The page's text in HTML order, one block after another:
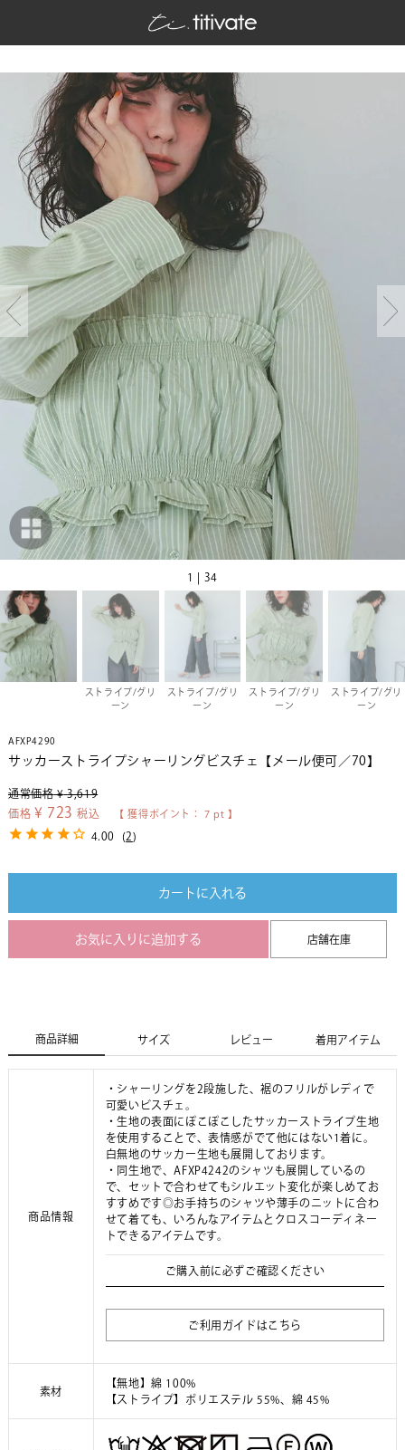
1 | 34
ストライプ/グリ
ーン
ストライプ/グリ
ーン
ストライプ/グリ
ーン
ストライプ/グリ
ーン
AFXP4290
サッカーストライプシャーリングビスチェ【メール便可／70】
通常価格 ¥ 3,619
価格 ¥ 723 税込 【 獲得ポイント： 7 pt 】
4.00 (2)
カートに入れる
お気に入りに追加する 店舗在庫
商品詳細 サイズ レビュー 着用アイテム
商品情報
・シャーリングを2段施した、裾のフリルがレディで
可愛いビスチェ。
・生地の表面にぽこぽこしたサッカーストライプ生地
を使用することで、表情感がでて他にはない1着に。
白無地のサッカー生地も展開しております。
・同生地で、AFXP4242のシャツも展開しているの
で、セットで合わせてもシルエット変化が楽しめてお
すすめです◎お手持ちのシャツや薄手のニットに合わ
せて着ても、いろんなアイテムとクロスコーディネー
トできるアイテムです。
ご購入前に必ずご確認ください
ご利用ガイドはこちら
素材
【無地】綿 100%
【ストライプ】ポリエステル 55%、綿 45%